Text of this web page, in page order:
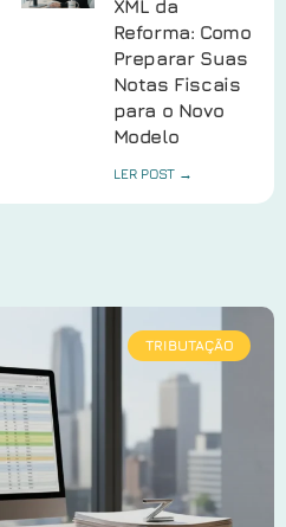
XML da
Reforma: Como
Preparar Suas
Notas Fiscais
para o Novo
Modelo
LER POST →
TRIBUTAÇÃO